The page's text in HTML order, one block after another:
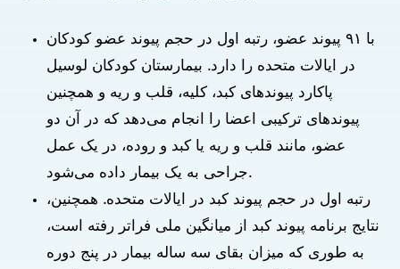
با ۹۱ پیوند عضو، رتبه اول در حجم پیوند عضو کودکان
در ایالات متحده را دارد. بیمارستان کودکان لوسیل
پاکارد پیوندهای کبد، کلیه، قلب و ریه و همچنین
پیوندهای ترکیبی اعضا را انجام می‌دهد که در آن دو
عضو، مانند قلب و ریه یا کبد و روده، در یک عمل
جراحی به یک بیمار داده می‌شود.
رتبه اول در حجم پیوند کبد در ایالات متحده. همچنین،
نتایج برنامه پیوند کبد از میانگین ملی فراتر رفته است،
به طوری که میزان بقای سه ساله بیمار در پنج دوره